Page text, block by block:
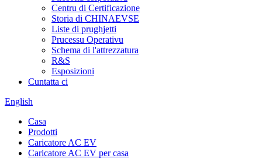
Centru di Certificazione
Storia di CHINAEVSE
Liste di prughjetti
Prucessu Operativu
Schema di l'attrezzatura
R&S
Esposizioni
Cuntatta ci
English
Casa
Prodotti
Caricatore AC EV
Caricatore AC EV per casa